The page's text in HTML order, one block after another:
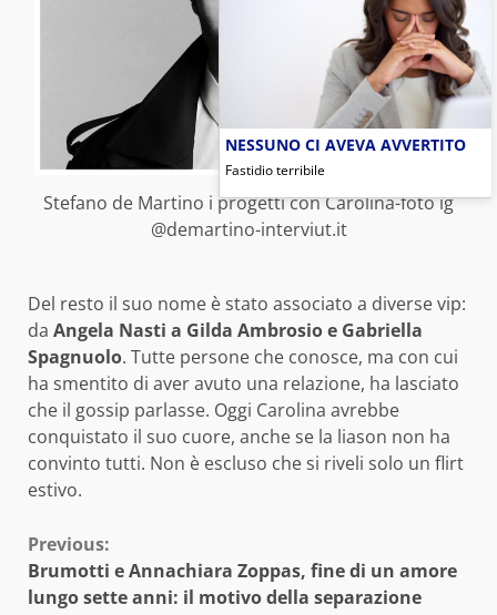
Stefano de Martino i progetti con Carolina-foto ig
@demartino-interviut.it
Del resto il suo nome è stato associato a diverse vip:
da Angela Nasti a Gilda Ambrosio e Gabriella
Spagnuolo. Tutte persone che conosce, ma con cui
ha smentito di aver avuto una relazione, ha lasciato
che il gossip parlasse. Oggi Carolina avrebbe
conquistato il suo cuore, anche se la liason non ha
convinto tutti. Non è escluso che si riveli solo un flirt
estivo.
Continue
Reading
Previous:
Brumotti e Annachiara Zoppas, fine di un amore
lungo sette anni: il motivo della separazione
NESSUNO CI AVEVA AVVERTITO
Fastidio terribile